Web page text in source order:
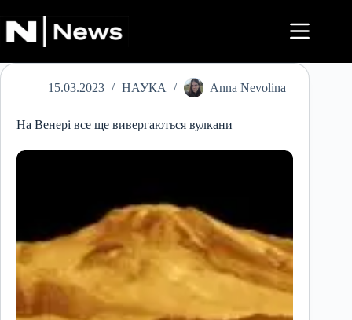
до
вмісту
15.03.2023 НАУКА Anna Nevolina
На Венері все ще вивергаються вулкани